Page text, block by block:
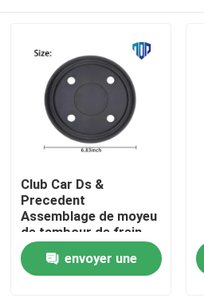
Maison
Club Car Ds &
Precedent
Assemblage de moyeu
de tambour de frein
OEM
envoyer une